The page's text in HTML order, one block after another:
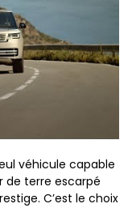
véhicule capable
de terre escarpé
C’est le choix